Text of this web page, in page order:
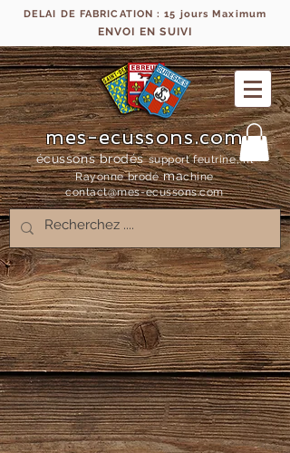
DELAI DE FABRICATION : 15 jours Maximum
ENVOI EN SUIVI
mes-ecussons.com
écussons brodés support feutrine, fil
Rayonne brodémachine
contact@mes-ecussons.com